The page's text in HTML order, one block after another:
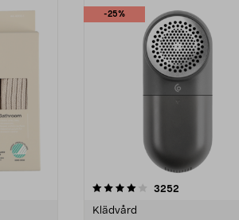
-25%
3252
Klädvård
4.5av 5 stjärnor